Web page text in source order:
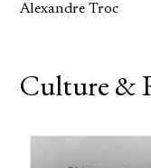
Alexandre Troc
Culture &